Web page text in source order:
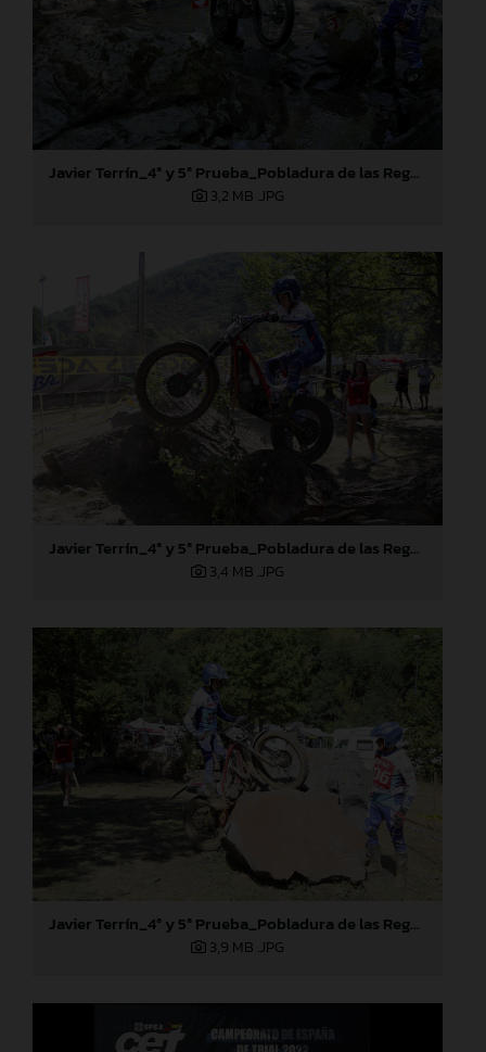
Javier Terrín_4ª y 5ª Prueba_Pobladura de las Regueras (León)
3,2 MB .JPG
Javier Terrín_4ª y 5ª Prueba_Pobladura de las Regueras (León)
3,4 MB .JPG
Javier Terrín_4ª y 5ª Prueba_Pobladura de las Regueras (León)
3,9 MB .JPG